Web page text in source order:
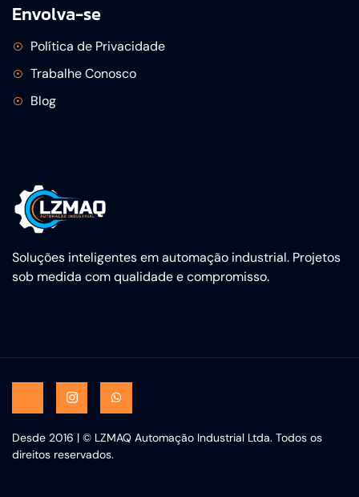
Soluções inteligentes em automação industrial. Projetos
sob medida com qualidade e compromisso.
Envolva-se
Política de Privacidade
Trabalhe Conosco
Blog
Desde 2016 | © LZMAQ Automação Industrial Ltda. Todos os
direitos reservados.